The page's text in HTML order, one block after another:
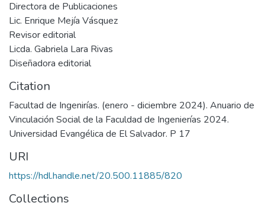
Directora de Publicaciones
Lic. Enrique Mejía Vásquez
Revisor editorial
Licda. Gabriela Lara Rivas
Diseñadora editorial
Citation
Facultad de Ingenirías. (enero - diciembre 2024). Anuario de
Vinculación Social de la Faculdad de Ingenierías 2024.
Universidad Evangélica de El Salvador. P 17
URI
https://hdl.handle.net/20.500.11885/820
Collections